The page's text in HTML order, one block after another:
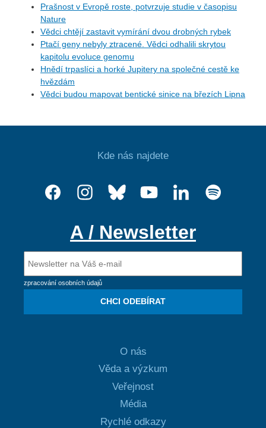
Prašnost v Evropě roste, potvrzuje studie v časopisu
Nature
Vědci chtějí zastavit vymírání dvou drobných rybek
Ptačí geny nebyly ztracené. Vědci odhalili skrytou
kapitolu evoluce genomu
Hnědí trpaslíci a horké Jupitery na společné cestě ke
hvězdám
Vědci budou mapovat bentické sinice na březích Lipna
Kde nás najdete
A / Newsletter
zpracování osobních údajů
CHCI ODEBÍRAT
O nás
Věda a výzkum
Veřejnost
Média
Rychlé odkazy